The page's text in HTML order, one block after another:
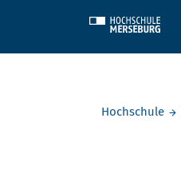
Hochschule